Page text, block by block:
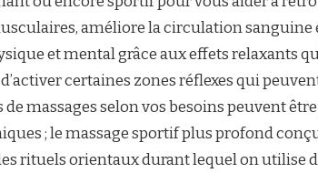
améliore la circulation
et mental grâce aux effets relaxants
certaines zones réflexes qui
massages selon vos besoins peuvent
; le massage sportif plus profond
rituels orientaux durant lequel on utilise